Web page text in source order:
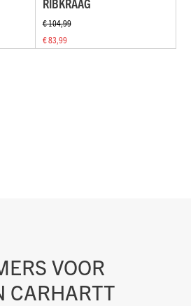
RIBKRAAG
€ 104,99
€ 83,99
VOOR
CARHARTT